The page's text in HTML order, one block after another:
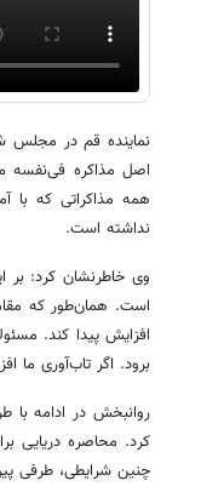
نماینده قم در مجلس
اصل مذاکره فی‌نفسه
همه مذاکراتی که با
نداشته است.
وی خاطرنشان کرد: بر
است. همان‌طور که مقام
افزایش پیدا کند.
برود. اگر تاب‌آوری ما
روانبخش در ادامه با
کرد. محاصره دریایی
چنین شرایطی، طرفی